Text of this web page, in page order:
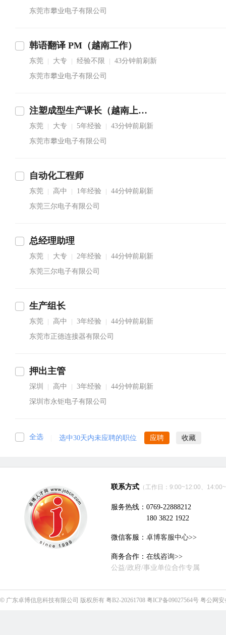
东莞市攀业电子有限公司
韩语翻译 PM（越南工作）
东莞 大专 经验不限
43分钟前刷新
东莞市攀业电子有限公司
注塑成型生产课长（越南上班）
东莞 大专 5年经验
43分钟前刷新
东莞市攀业电子有限公司
自动化工程师
东莞 高中 1年经验
44分钟前刷新
东莞三尔电子有限公司
总经理助理
东莞 大专 2年经验
44分钟前刷新
东莞三尔电子有限公司
生产组长
东莞 高中 3年经验
44分钟前刷新
东莞市正德连接器有限公司
押出主管
深圳 高中 3年经验
44分钟前刷新
深圳市永钜电子有限公司
全选 选中30天内未应聘的职位 应聘 收藏
联系方式 （工作日：9:00~12:00、
服务热线：0769-22888212
180 3822 1922
微信客服： 卓博客服中心>>
商务合作： 在线咨询>>
公益/政府/事业单位合作专属
© 广东卓博信息科技有限公司 版权所有 粤B2-20261708 粤ICP备09027564号 粤公网安